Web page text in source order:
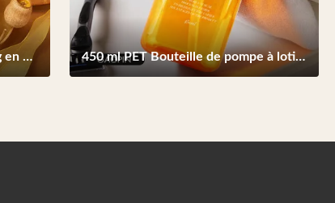
350 ml bouteilles de shampooing en plastique en lotion emballage cosmétique avec pompe à or 450 ml PET Bouteille de pompe à lotion en plastique Emballage Réservoir de shampooing liquide pour le lavage des mains